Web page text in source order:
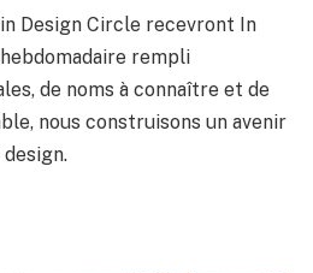
Design Circle recevront In
rempli
de noms à connaître et de
nous construisons un avenir